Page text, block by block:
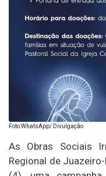
Foto:WhatsApp/ Divulgação
As Obras Sociais
Regional de